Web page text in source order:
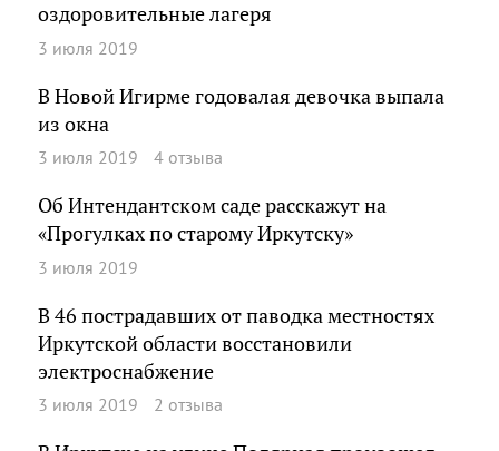
оздоровительные лагеря
3 июля 2019
В Новой Игирме годовалая девочка выпала
из окна
3 июля 2019 4 отзыва
Об Интендантском саде расскажут на
«Прогулках по старому Иркутску»
3 июля 2019
В 46 пострадавших от паводка местностях
Иркутской области восстановили
электроснабжение
3 июля 2019 2 отзыва